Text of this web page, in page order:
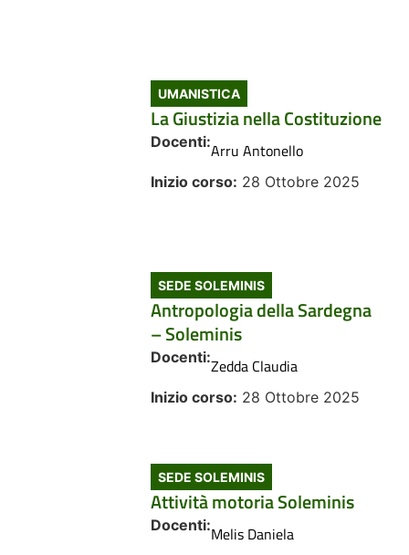
UMANISTICA
La Giustizia nella Costituzione
Docenti:Arru Antonello
Inizio corso: 28 Ottobre 2025
SEDE SOLEMINIS
Antropologia della Sardegna
– Soleminis
Docenti:Zedda Claudia
Inizio corso: 28 Ottobre 2025
SEDE SOLEMINIS
Attività motoria Soleminis
Docenti:Melis Daniela